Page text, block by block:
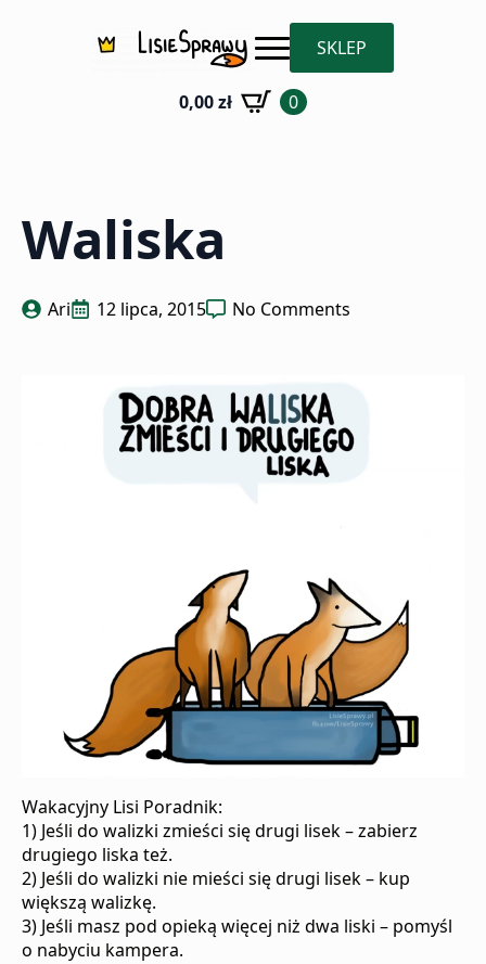
SKLEP
0,00zł 0
Waliska
Ari 12 lipca, 2015 No Comments
Wakacyjny Lisi Poradnik:
1) Jeśli do walizki zmieści się drugi lisek – zabierz
drugiego liska też.
2) Jeśli do walizki nie mieści się drugi lisek – kup
większą walizkę.
3) Jeśli masz pod opieką więcej niż dwa liski – pomyśl
o nabyciu kampera.